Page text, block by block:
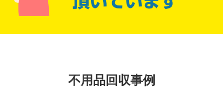
不用品回収事例